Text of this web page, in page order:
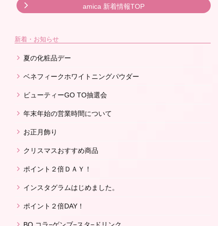
amica 新着情報TOP
新着・お知らせ
夏の化粧品デー
ベネフィークホワイトニングパウダー
ビューティーGO TO抽選会
年末年始の営業時間について
お正月飾り
クリスマスおすすめ商品
ポイント２倍ＤＡＹ！
インスタグラムはじめました。
ポイント２倍DAY！
BQ コラ−ゲンブ−スタ−ドリンク